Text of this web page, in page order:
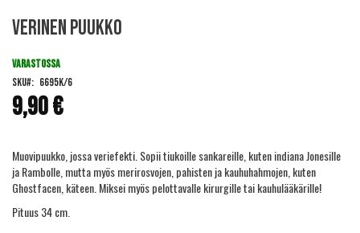
to
beginning
the
images
gallery
Verinen puukko
9,90 €
VARASTOSSA
SKU
6695K/6
Muovipuukko, jossa veriefekti. Sopii tiukoille sankareille, kuten indiana Jonesille
ja Rambolle, mutta myös merirosvojen, pahisten ja kauhuhahmojen, kuten
Ghostfacen, käteen. Miksei myös pelottavalle kirurgille tai kauhulääkärille!
Pituus 34 cm.